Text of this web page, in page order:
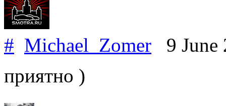
# Michael_Zomer 9 June
приятно )